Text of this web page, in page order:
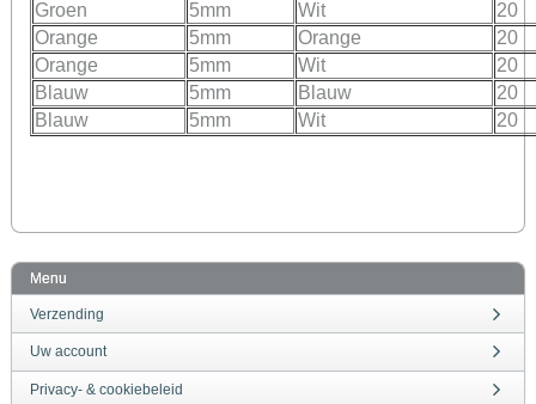
Groen
5mm Wit
20
Orange
5mm Orange
20
Orange
5mm Wit
20
Blauw
5mm Blauw
20
Blauw
5mm Wit 20
Menu
Verzending
Uw account
Privacy- & cookiebeleid